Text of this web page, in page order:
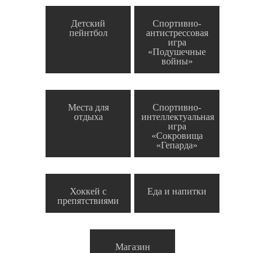
Детский
пейнтбол
Спортивно-
антистрессовая
игра
«Подушечные
войны»
Места для
отдыха
Спортивно-
интеллектуальная
игра
«Сокровища
«Гепарда»
Хоккей с
препятствиями
Еда и напитки
Магазин